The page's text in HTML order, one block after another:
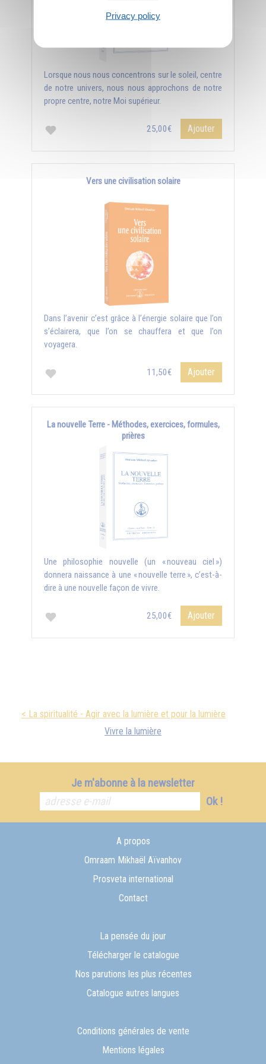
Lorsque nous nous concentrons sur le soleil, centre
de notre univers, nous nous approchons de notre
propre centre, notre Moi supérieur.
25,00€ Ajouter
Vers une civilisation solaire
Dans l’avenir c’est grâce à l’énergie solaire que l’on
s’éclairera, que l’on se chauffera et que l’on
voyagera.
11,50€ Ajouter
La nouvelle Terre - Méthodes, exercices, formules,
prières
Une philosophie nouvelle (un « nouveau ciel »)
donnera naissance à une « nouvelle terre », c’est-à-
dire à une nouvelle façon de vivre.
25,00€ Ajouter
< La spiritualité - Agir avec la lumière et pour la lumière
Vivre la lumière
Je m'abonne à la newsletter
Ok !
A propos
Omraam Mikhaël Aïvanhov
Prosveta international
Contact
La pensée du jour
Télécharger le catalogue
Nos parutions les plus récentes
Catalogue autres langues
Conditions générales de vente
Mentions légales
Privacy policy